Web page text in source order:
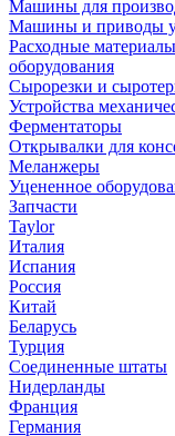
Машины для
Машины и приводы
Расходные
оборудования
Сырорезки и
Устройства
Ферментаторы
Открывалки для
Меланжеры
Уцененное
Запчасти
Taylor
Италия
Испания
Россия
Китай
Беларусь
Турция
Соединенные штаты
Нидерланды
Франция
Германия